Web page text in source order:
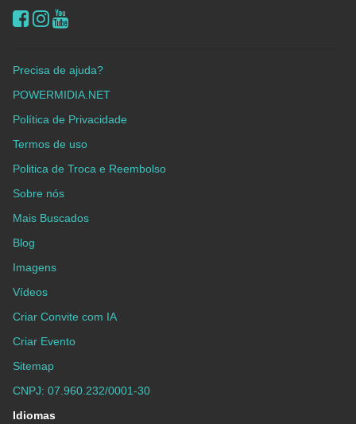
Precisa de ajuda?
POWERMIDIA.NET
Política de Privacidade
Termos de uso
Politica de Troca e Reembolso
Sobre nós
Mais Buscados
Blog
Imagens
Vídeos
Criar Convite com IA
Criar Evento
Sitemap
CNPJ: 07.960.232/0001-30
Idiomas